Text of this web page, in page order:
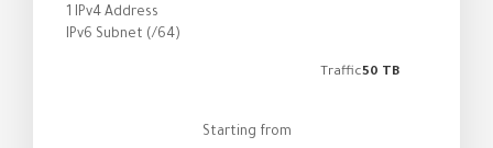
1 IPv4 Address
IPv6 Subnet (/64)
Traffic50 TB
Starting from